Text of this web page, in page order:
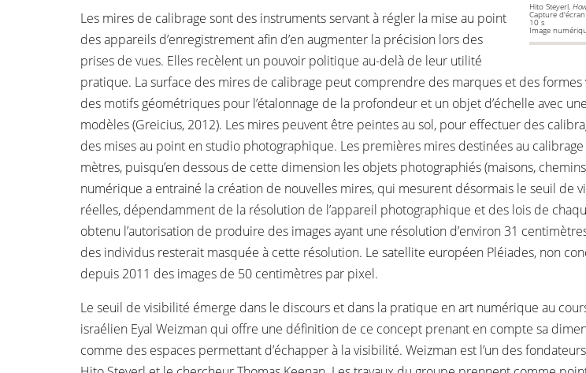
Hito Steyerl,
Capture
10 s
Image
Les mires de calibrage sont des instruments servant à régler la mise au point
des appareils d’enregistrement afin d’en augmenter la précision lors des
prises de vues. Elles recèlent un pouvoir politique au-delà de leur utilité
pratique. La surface des mires de calibrage peut comprendre des marques et des
des motifs géométriques pour l’étalonnage de la profondeur et un objet d’échelle avec
modèles (Greicius, 2012). Les mires peuvent être peintes au sol, pour effectuer des
des mises au point en studio photographique. Les premières mires destinées au
mètres, puisqu’en dessous de cette dimension les objets photographiés (maisons,
numérique a entrainé la création de nouvelles mires, qui mesurent désormais le seuil
réelles, dépendamment de la résolution de l’appareil photographique et des lois de
obtenu l’autorisation de produire des images ayant une résolution d’environ 31
des individus resterait masquée à cette résolution. Le satellite européen Pléiades, non
depuis 2011 des images de 50 centimètres par pixel.
Le seuil de visibilité émerge dans le discours et dans la pratique en art numérique au
israélien Eyal Weizman qui offre une définition de ce concept prenant en compte sa
comme des espaces permettant d’échapper à la visibilité. Weizman est l’un des